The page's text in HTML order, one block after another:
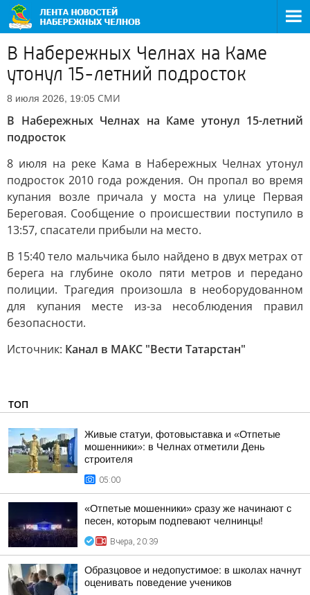
В Набережных Челнах на Каме
утонул 15-летний подросток
8 июля 2026, 19:05 СМИ
В Набережных Челнах на Каме утонул 15-летний
подросток
8 июля на реке Кама в Набережных Челнах утонул
подросток 2010 года рождения. Он пропал во время
купания возле причала у моста на улице Первая
Береговая. Сообщение о происшествии поступило в
13:57, спасатели прибыли на место.
В 15:40 тело мальчика было найдено в двух метрах от
берега на глубине около пяти метров и передано
полиции. Трагедия произошла в необорудованном
для купания месте из-за несоблюдения правил
безопасности.
Источник: Канал в МАКС "Вести Татарстан"
ТОП
Живые статуи, фотовыставка и «Отпетые
мошенники»: в Челнах отметили День
строителя
05:00
«Отпетые мошенники» сразу же начинают с
песен, которым подпевают челнинцы!
Вчера, 20:39
Образцовое и недопустимое: в школах начнут
оценивать поведение учеников